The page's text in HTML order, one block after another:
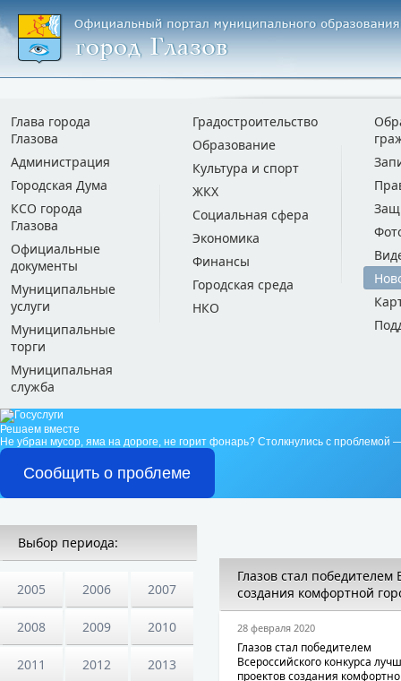
Глава города
Глазова
Администрация
Городская Дума
КСО города
Глазова
Официальные
документы
Муниципальные
услуги
Муниципальные
торги
Муниципальная
служба
Градостроительство
Образование
Культура и спорт
ЖКХ
Социальная сфера
Экономика
Финансы
Городская среда
НКО
Решаем вместе
Не убран мусор, яма на дороге, не горит фонарь? Столкнулись с проблемой
Сообщить о проблеме
Выбор периода:
2005 2006 2007
2008 2009 2010
2011 2012 2013
Глазов стал
создания комфортной
28 февраля 2020
Глазов стал победителем
Всероссийского конкурса
проектов создания